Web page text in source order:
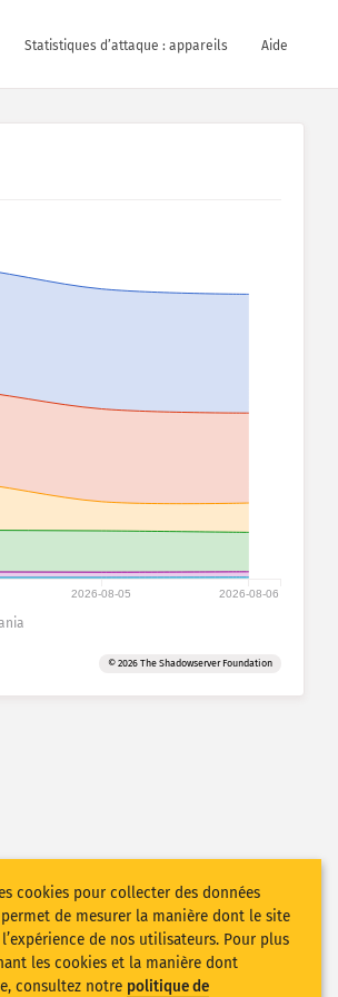
Statistiques d’attaque : appareils Aide
2026-08-05 2026-08-06
© 2026 The Shadowserver Foundation
cookies pour collecter des données
de mesurer la manière dont le site
de nos utilisateurs. Pour plus
les cookies et la manière dont
consultez notre politique de